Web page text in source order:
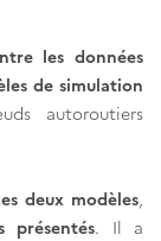
les données
de simulation
autoroutiers
deux modèles,
présentés. Il a